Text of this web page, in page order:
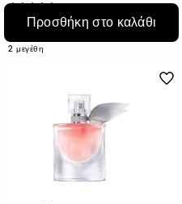
1243
€ 97,95
2 μεγέθη
Προσθήκη στο καλάθι